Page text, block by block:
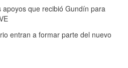
que recibió Gundín para
entran a formar parte del nuevo